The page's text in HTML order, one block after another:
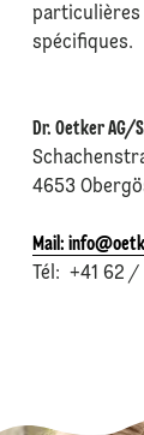
particulières
spécifiques.
Dr. Oetker AG/
4653
Mail:
Tél: +41 62